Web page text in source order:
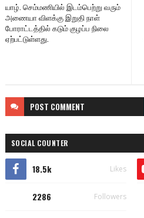
யாழ். செம்மணியில் இடம்பெற்று வரும்
அணையா விளக்கு இறுதி நாள்
போராட்டத்தில் கடும் குழப்ப நிலை
ஏற்பட்டுள்ளது.
POST COMMENT
SOCIAL COUNTER
18.5k Likes
2286 Followers